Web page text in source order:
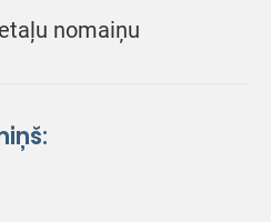
nomaiņu